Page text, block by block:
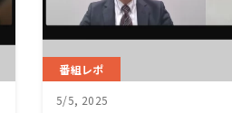
番組レポ
5/5, 2025